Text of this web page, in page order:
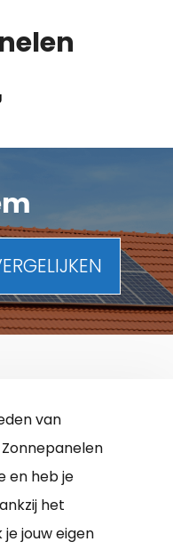
van
en heb je
het
jouw eigen